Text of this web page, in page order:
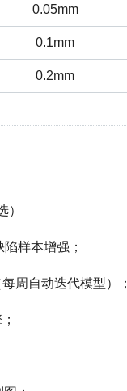
0.05mm
0.1mm
0.2mm
）
样本增强；
周自动迭代模型）；